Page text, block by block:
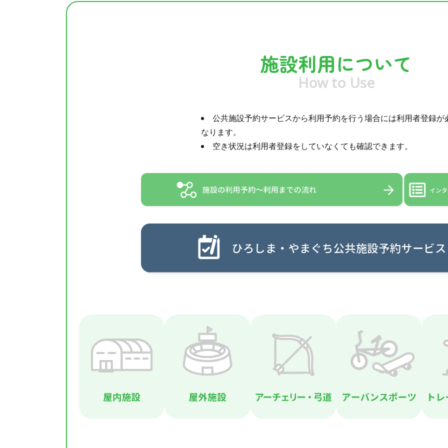
施設利用について
How to Use
公共施設予約サービスから利用予約を行う場合には利用者登録が
なります。
空き状況は利用者登録をしていなくても確認できます。